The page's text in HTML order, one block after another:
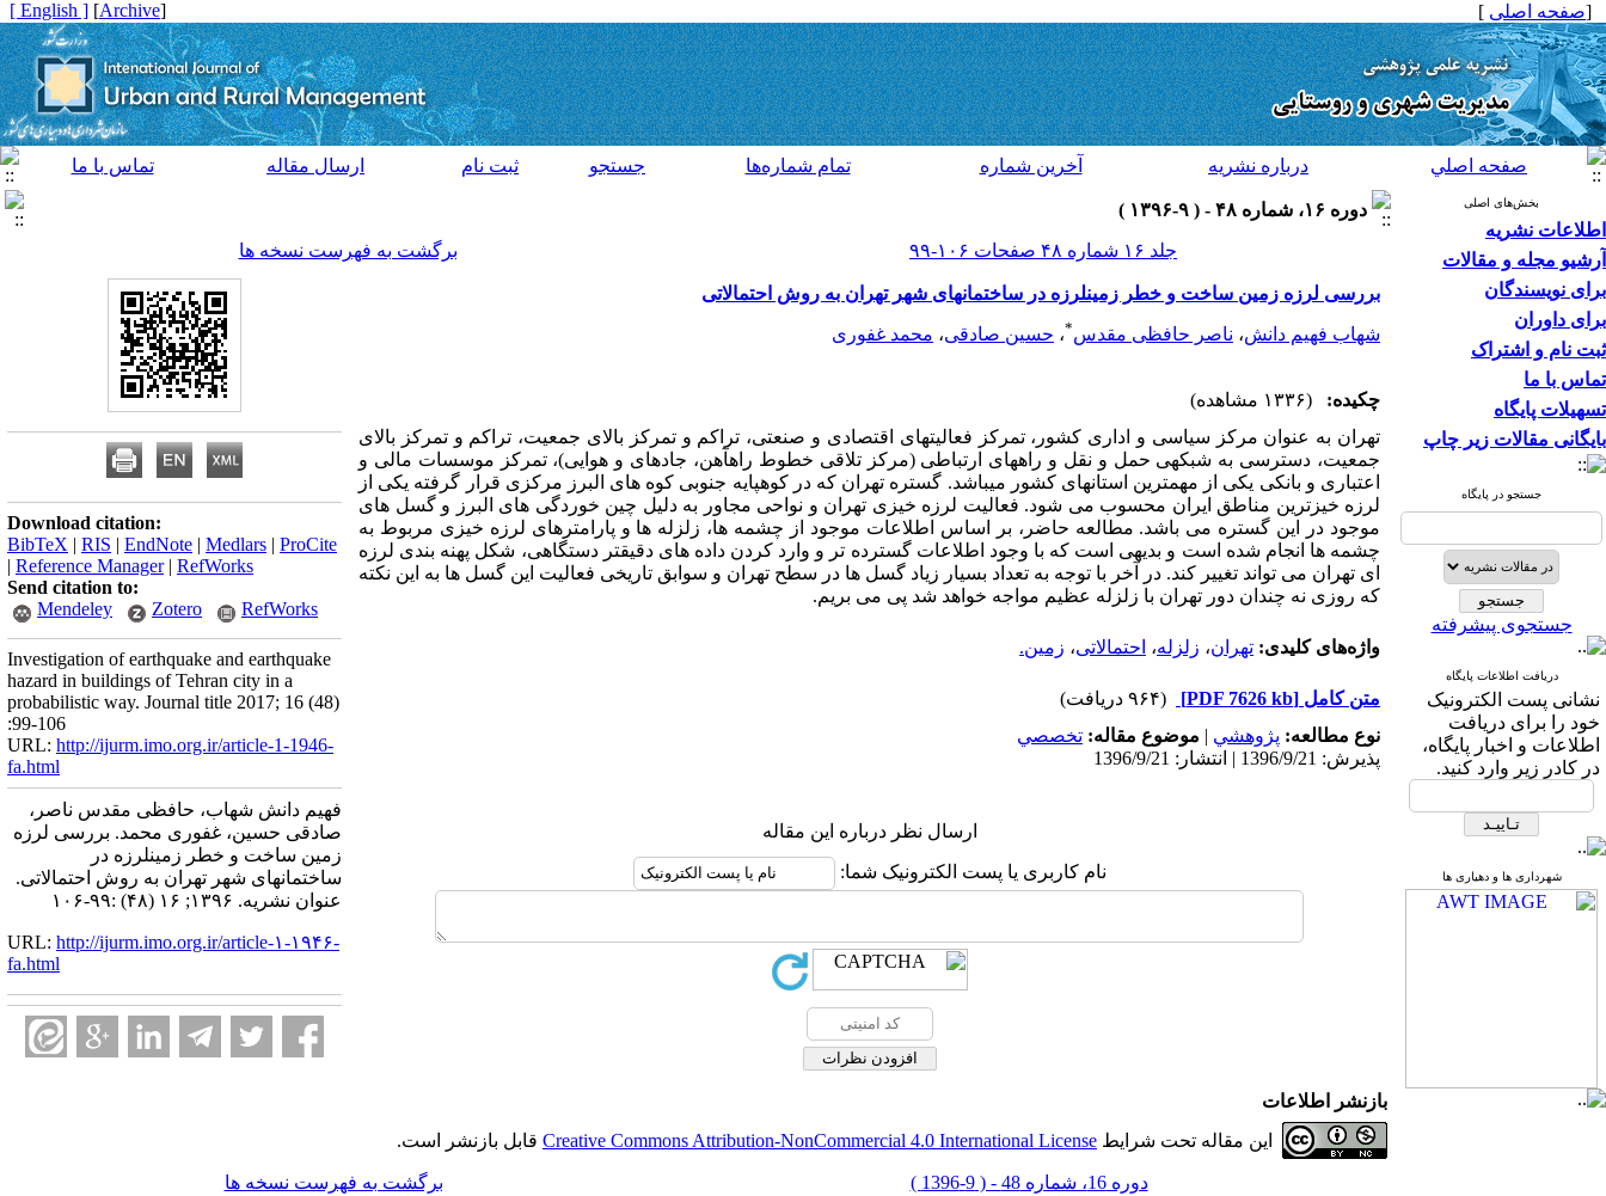
[صفحه اصلی ]
[
Archive
]
[ English ]
صفحه اصلي درباره نشريه آخرين شماره تمام شماره‌ها جستجو ثبت نام ارسال مقاله تماس با ما
بخش‌های اصلی
اطلاعات نشریه
آرشیو مجله و مقالات
برای نویسندگان
برای داوران
ثبت نام و اشتراک
تماس با ما
تسهیلات پایگاه
بایگانی مقالات زیر چاپ
جستجو در پایگاه
جستجوی پیشرفته
دریافت اطلاعات پایگاه
نشانی پست الکترونیک
خود را برای دریافت
اطلاعات و اخبار پایگاه،
در کادر زیر وارد کنید.
شهرداری ها و دهیاری ها
دوره ۱۶، شماره ۴۸ - ( ۹-۱۳۹۶ )
جلد ۱۶ شماره ۴۸ صفحات ۱۰۶-۹۹
برگشت به فهرست نسخه ها
بررسی لرزه زمین ساخت و خطر زمینلرزه در ساختمانهای شهر تهران به روش احتمالاتی
شهاب فهیم دانش، ناصر حافظی مقدس*، حسین صادقی، محمد غفوری
چکیده:
(۱۳۳۶ مشاهده)
تهران به عنوان مرکز سیاسی و اداری کشور، تمرکز فعالیت­های اقتصادی و صنعتی، تراکم و تمرکز بالای جمعیت، تراکم و تمرکز بالای
جمعیت، دسترسی به شبکه­ی حمل و نقل و راه­های ارتباطی (مرکز تلاقی خطوط راه­آهن، جاده­ای و هوایی)، تمرکز موسسات مالی و
اعتباری و بانکی یکی از مهم­ترین استان­های کشور می­باشد. گستره تهران که در کوهپایه جنوبی کوه های البرز مرکزی قرار گرفته یکی از
لرزه خیزترین مناطق ایران محسوب می شود. فعالیت لرزه خیزی تهران و نواحی مجاور به دلیل چین خوردگی های البرز و گسل های
موجود در این گستره می باشد. مطالعه حاضر، بر اساس اطلاعات موجود از چشمه ها، زلزله ها و پارامترهای لرزه خیزی مربوط به
چشمه ها انجام شده است و بدیهی است که با وجود اطلاعات گسترده تر و وارد کردن داده های دقیقتر دستگاهی، شکل پهنه بندی لرزه
ای تهران می تواند تغییر کند. در آخر با توجه به تعداد بسیار زیاد گسل ها در سطح تهران و سوابق تاریخی فعالیت این گسل ها به این نکته
که روزی نه چندان دور تهران با زلزله عظیم مواجه خواهد شد پی می بریم.
واژه‌های کلیدی: تهران، زلزله، احتمالاتی، زمین.
متن کامل [PDF 7626 kb]
(۹۶۴ دریافت)
نوع مطالعه: پژوهشي | موضوع مقاله: تخصصي
پذیرش: 1396/9/21 | انتشار: 1396/9/21
ارسال نظر درباره این مقاله
نام کاربری یا پست الکترونیک شما:
Download citation:
BibTeX | RIS | EndNote | Medlars | ProCite
| Reference Manager| RefWorks
Send citation to:
Mendeley
Zotero RefWorks
Investigation of earthquake and earthquake
hazard in buildings of Tehran city in a
probabilistic way. Journal title 2017; 16 (48)
:99-106
URL: http://ijurm.imo.org.ir/article-1-1946-
fa.html
فهیم دانش شهاب، حافظی مقدس ناصر،
صادقی حسین، غفوری محمد. بررسی لرزه
زمین ساخت و خطر زمینلرزه در
ساختمانهای شهر تهران به روش احتمالاتی.
عنوان نشریه. ۱۳۹۶; ۱۶ (۴۸) :۹۹-۱۰۶
URL: http://ijurm.imo.org.ir/article-۱-۱۹۴۶-
fa.html
بازنشر اطلاعات
این مقاله تحت شرایط Creative Commons Attribution-NonCommercial 4.0 International License قابل بازنشر است.
دوره 16، شماره 48 - ( 9-1396 ) برگشت به فهرست نسخه ها